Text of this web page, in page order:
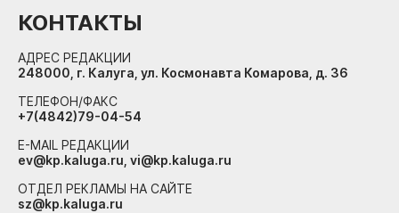
КОНТАКТЫ
АДРЕС РЕДАКЦИИ
248000, г. Калуга, ул. Космонавта Комарова, д. 36
ТЕЛЕФОН/ФАКС
+7(4842)79-04-54
E-MAIL РЕДАКЦИИ
ev@kp.kaluga.ru, vi@kp.kaluga.ru
ОТДЕЛ РЕКЛАМЫ НА САЙТЕ
sz@kp.kaluga.ru